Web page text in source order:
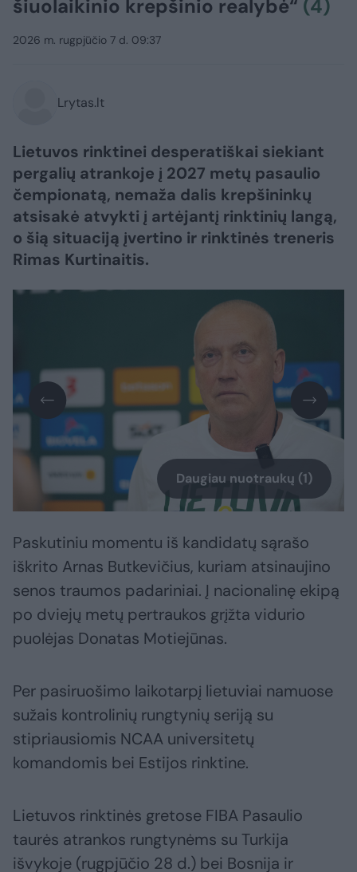
šiuolaikinio krepšinio realybė“ (4)
2026 m. rugpjūčio 7 d. 09:37
Lrytas.lt
Lietuvos rinktinei desperatiškai siekiant
pergalių atrankoje į 2027 metų pasaulio
čempionatą, nemaža dalis krepšininkų
atsisakė atvykti į artėjantį rinktinių langą,
o šią situaciją įvertino ir rinktinės treneris
Rimas Kurtinaitis.
Daugiau nuotraukų (1)
Paskutiniu momentu iš kandidatų sąrašo
iškrito Arnas Butkevičius, kuriam atsinaujino
senos traumos padariniai. Į nacionalinę ekipą
po dviejų metų pertraukos grįžta vidurio
puolėjas Donatas Motiejūnas.
Per pasiruošimo laikotarpį lietuviai namuose
sužais kontrolinių rungtynių seriją su
stipriausiomis NCAA universitetų
komandomis bei Estijos rinktine.
Lietuvos rinktinės gretose FIBA Pasaulio
taurės atrankos rungtynėms su Turkija
išvykoje (rugpjūčio 28 d.) bei Bosnija ir